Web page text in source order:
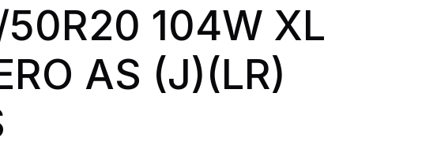
104W XL
AS (J)(LR)